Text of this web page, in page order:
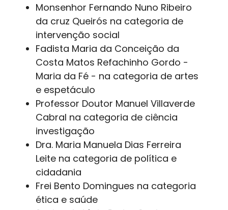
Monsenhor Fernando Nuno Ribeiro
da cruz Queirós na categoria de
intervenção social
Fadista Maria da Conceição da
Costa Matos Refachinho Gordo -
Maria da Fé - na categoria de artes
e espetáculo
Professor Doutor Manuel Villaverde
Cabral na categoria de ciência
investigação
Dra. Maria Manuela Dias Ferreira
Leite na categoria de política e
cidadania
Frei Bento Domingues na categoria
ética e saúde